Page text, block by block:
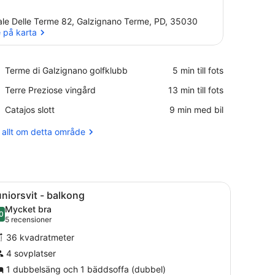
Delle Terme 82, Galzignano Terme, PD, 35030
på karta
Terme di Galzignano golfklubb
Place,
di
golfklubb
‪5 min till fots‬
Terre Preziose vingård
Place,
Preziose
‪13 min till fots‬
Catajos slott
Place,
slott
‪9 min med bil‬
allt om detta område
omgivningarna.i trä, en telefon vid sängen och en väggmonterad lampa.
Ett hotellrum med en soffa, en säng, ett
7 - balkong
av 10
Mycket bra
5 recensioner
(5 recensioner)
36 kvadratmeter
4 sovplatser
1 dubbelsäng och 1 bäddsoffa (dubbel)